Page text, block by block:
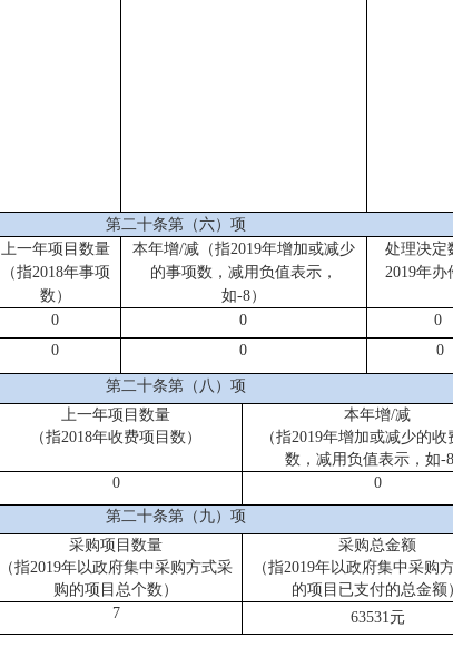
第二十条第（六）项
上一年项目数量
（指2018年事项
数）
本年增/减（指2019年增加或减少
的事项数 ，减用负值表示，
如-8）
处理决定
2019年办
0 0
0
0 0 0
第二十条第（八）项
上一年项目数量
（指2018年收费项目数）
本年增/减
（指2019年增加或减少的收
数 ，减用负值表示，如-8
0
0
第二十条第（九）项
采购项目数量
（指2019年以政府集中采购方式采
购的项目总个数）
采购总金额
（指2019年以政府集中采购
的项目已支付的总金额
7 63531元